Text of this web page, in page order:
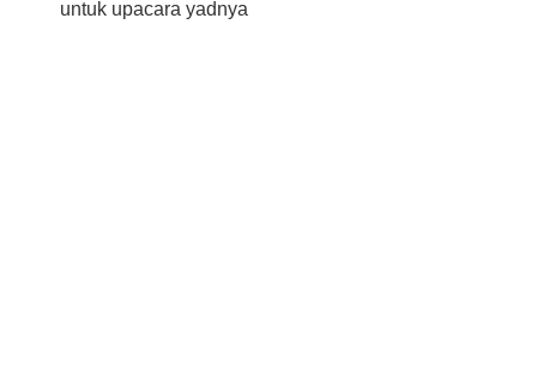
untuk upacara yadnya